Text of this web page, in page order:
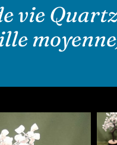
925
vie